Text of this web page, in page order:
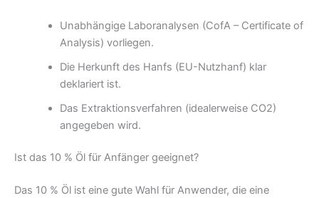
Unabhängige Laboranalysen (CofA – Certificate of
Analysis) vorliegen.
Die Herkunft des Hanfs (EU-Nutzhanf) klar
deklariert ist.
Das Extraktionsverfahren (idealerweise CO2)
angegeben wird.
Ist das 10 % Öl für Anfänger geeignet?
Das 10 % Öl ist eine gute Wahl für Anwender, die eine